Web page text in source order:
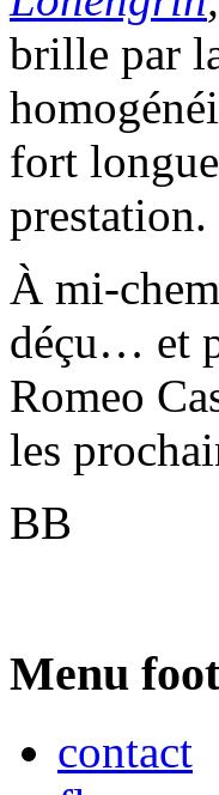
brille par
fort
prestation.
À mi-
déçu… et
Romeo
les
BB
Menu
contact